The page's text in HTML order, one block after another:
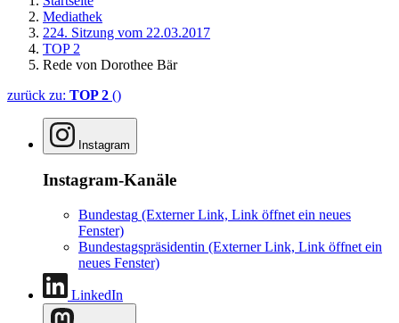
Mediathek
224. Sitzung vom 22.03.2017
TOP 2
Rede von Dorothee Bär
zurück zu: TOP 2 ()
Instagram
Instagram-Kanäle
Bundestag (Externer Link, Link öffnet ein neues
Fenster)
Bundestagspräsidentin (Externer Link, Link öffnet ein
neues Fenster)
LinkedIn